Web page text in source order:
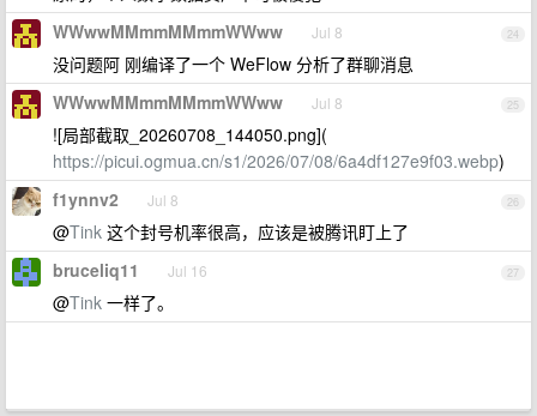
24
WWwwMMmmMMmmWWww Jul 8
没问题阿 刚编译了一个 WeFlow 分析了群聊消息
25
WWwwMMmmMMmmWWww Jul 8
![局部截取_20260708_144050.png](
https://picui.ogmua.cn/s1/2026/07/08/6a4df127e9f03.webp)
26
f1ynnv2 Jul 8
@Tink 这个封号机率很高，应该是被腾讯盯上了
27
bruceliq11 Jul 16
@Tink 一样了。